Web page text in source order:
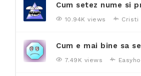
Cum setez nume si
10.94K views Cristi
Cum e mai bine sa
7.49K views